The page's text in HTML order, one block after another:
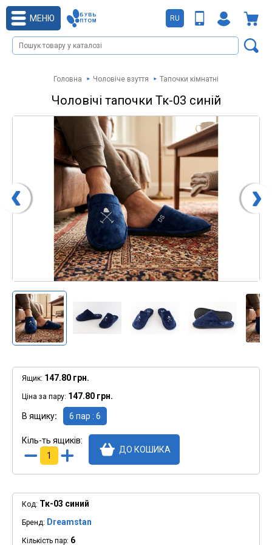
RU
МЕНЮ
Головна Чоловіче взуття Тапочки кімнатні
Чоловічі тапочки Тк-03 синій
Ящик: 147.80 грн.
Ціна за пару: 147.80 грн.
В ящику 6 пар : 6
Кіль-ть ящиків:
ДО КОШИКА
Код: Тк-03 синий
Бренд: Dreamstan
Кількість пар: 6